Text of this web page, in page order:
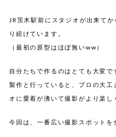
JR茨木駅前にスタジオが出来て
り続けています。
（最初の原型はほぼ無いww）
自分たちで作るのはとても大変
製作と行っていると、プロの大
オに愛着が沸いて撮影がより楽し
今回は、一番広い撮影スポットを